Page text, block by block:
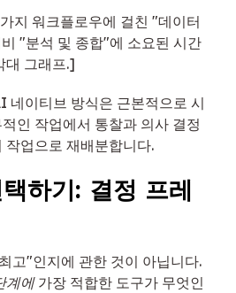
지 워크플로우에 걸친 "데이터
"분석 및 종합"에 소요된 시간
대 그래프.]
네이티브 방식은 근본적으로 시
인 작업에서 통찰과 의사 결정
작업으로 재배분합니다.
하기: 결정 프레
고"인지에 관한 것이 아닙니다.
계에가장 적합한 도구가 무엇인